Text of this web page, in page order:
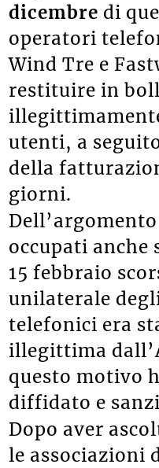
dicembre di
operatori
Wind Tre e
restituire in
utenti, a
della
giorni.
occupati anche
15 febbraio
unilaterale
telefonici era
illegittima
questo motivo
diffidato e
Dopo aver
le associazioni